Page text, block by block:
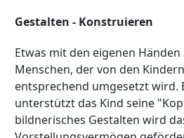
Gestalten - Konstruieren
Etwas mit den eigenen
Menschen, der von den
entsprechend umgesetzt wird.
unterstützt das Kind seine
bildnerisches Gestalten wird